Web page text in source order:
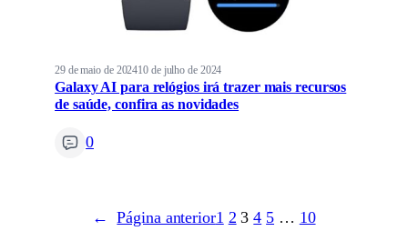
29 de maio de 202410 de julho de 2024
Galaxy AI para relógios irá trazer mais recursos
de saúde, confira as novidades
0
← Página anterior1 2 3 4 5 … 10